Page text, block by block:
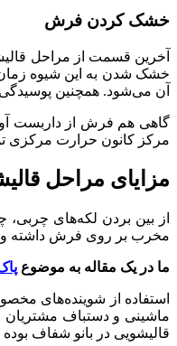
خشک کردن فرش
آخرین قسمت از مراحل
خشک شدن به این شیوه
آن می‌شود. همچنین پوسیدگی
گاهی هم فرش از داربست
مرکز کانون حرارت مرکزی
مزایای مراحل
از بین بردن لکه‌های چربی،
مخرب بر روی فرش داشته و
ما در یک مقاله به موضوع
استفاده از شوینده‌های
ماشینی و دستباف مشتریان
قالیشویی در بانو شفاف